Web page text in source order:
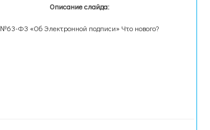
Описание слайда:
№63-ФЗ «Об Электронной подписи» Что нового?